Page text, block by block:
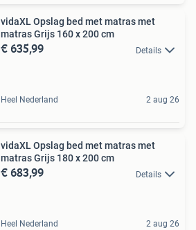
vidaXL Opslag bed met matras met
matras Grijs 160 x 200 cm
€ 635,99 Details
Heel Nederland 2 aug 26
vidaXL Opslag bed met matras met
matras Grijs 180 x 200 cm
€ 683,99 Details
Heel Nederland 2 aug 26